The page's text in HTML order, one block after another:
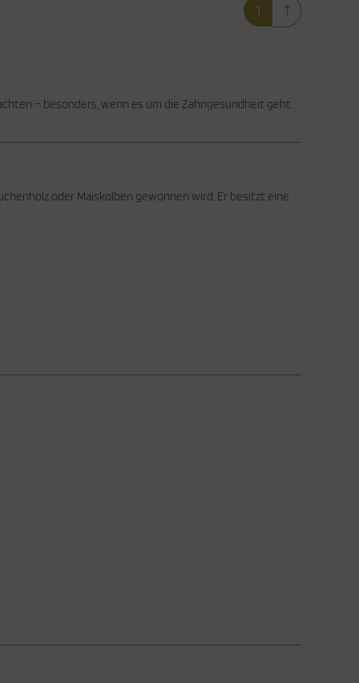
1
– besonders, wenn es um die Zahngesundheit geht.
oder Maiskolben gewonnen wird. Er besitzt eine